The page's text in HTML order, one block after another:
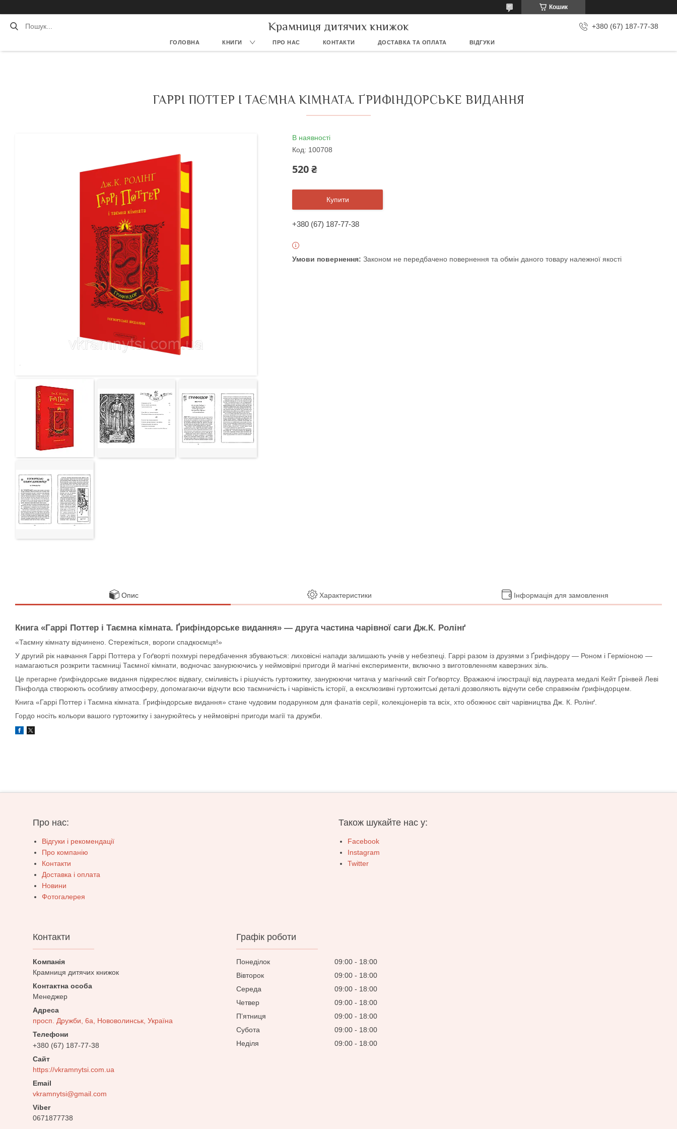
Кошик
Крамниця дитячих книжок +380 (67) 187-77-38
ГОЛОВНА КНИГИ ПРО НАС КОНТАКТИ ДОСТАВКА ТА ОПЛАТА ВІДГУКИ
ГАРРІ ПОТТЕР І ТАЄМНА КІМНАТА. ҐРИФІНДОРСЬКЕ ВИДАННЯ
В наявності
Код: 100708
520 ₴
Купити
+380 (67) 187-77-38
Законом не передбачено повернення та обмін даного товару належної якості
Опис Характеристики Інформація для замовлення
Книга «Гаррі Поттер і Таємна кімната. Ґрифіндорське видання» — друга частина чарівної саги Дж.К. Ролінґ
«Таємну кімнату відчинено. Стережіться, вороги спадкоємця!»
У другий рік навчання Гаррі Поттера у Гоґворті похмурі передбачення збуваються: лиховісні напади залишають учнів у небезпеці. Гаррі разом із друзями з Ґрифіндору — Роном і Герміоною —
намагаються розкрити таємниці Таємної кімнати, водночас занурюючись у неймовірні пригоди й магічні експерименти, включно з виготовленням каверзних зіль.
Це прегарне ґрифіндорське видання підкреслює відвагу, сміливість і рішучість гуртожитку, занурюючи читача у магічний світ Гоґвортсу. Вражаючі ілюстрації від лауреата медалі Кейт Ґрінвей Леві
Пінфолда створюють особливу атмосферу, допомагаючи відчути всю таємничість і чарівність історії, а ексклюзивні гуртожитські деталі дозволяють відчути себе справжнім ґрифіндорцем.
Книга «Гаррі Поттер і Таємна кімната. Ґрифіндорське видання» стане чудовим подарунком для фанатів серії, колекціонерів та всіх, хто обожнює світ чарівництва Дж. К. Ролінґ.
Гордo носіть кольори вашого гуртожитку і занурюйтесь у неймовірні пригоди магії та дружби.
Про нас:
Відгуки і рекомендації
Про компанію
Контакти
Доставка і оплата
Новини
Фотогалерея
Також шукайте нас у:
Facebook
Instagram
Twitter
Контакти
Крамниця дитячих книжок
Менеджер
просп. Дружби, 6а, Нововолинськ, Україна
+380 (67) 187-77-38
https://vkramnytsi.com.ua
vkramnytsi@gmail.com
0671877738
Графік роботи
Понеділок 09:00
18:00
Вівторок
09:00
18:00
Середа
09:00
18:00
Четвер
09:00
18:00
Пʼятниця
09:00
18:00
Субота
09:00
18:00
Неділя
09:00 18:00